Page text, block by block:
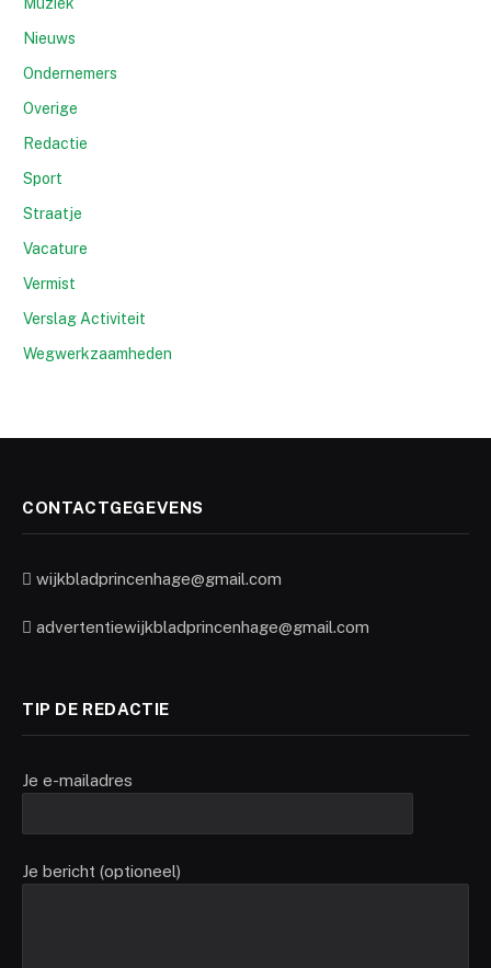
Nieuws
Ondernemers
Overige
Redactie
Sport
Straatje
Vacature
Vermist
Verslag Activiteit
Wegwerkzaamheden
CONTACTGEGEVENS
wijkbladprincenhage@gmail.com
advertentiewijkbladprincenhage@gmail.com
TIP DE REDACTIE
Je e-mailadres
Je bericht (optioneel)